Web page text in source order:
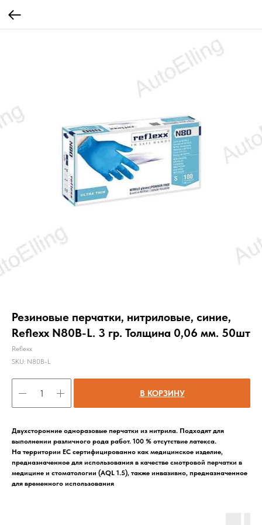
Резиновые перчатки, нитриловые, синие,
Reflexx N80B-L. 3 гр. Толщина 0,06 мм. 50шт
Reflexx
SKU: N80B-L
В КОРЗИНУ
Двухсторонние одноразовые перчатки из нитрила. Подходят для
выполнении различного рода работ. 100 % отсутствие латекса.
На территории ЕС сертифицированно как медицинское изделие,
предназначенное для использования в качестве смотровой перчатки в
медицине и стоматологии (AQL 1.5), также инвазивно, предназначенное
для временного использования